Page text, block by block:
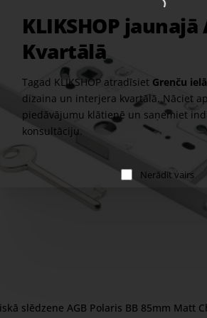
KLIKSHOP jaunajā
Kvartālā
Tagad KLIKSHOP atradīsiet Grenču
dizaina un interjera kvartālā. Nāciet
piedāvājumu klātienē un saņemiet
konsultāciju.
Nerādīt vairs
slēdzene AGB Polaris BB 85mm Matt